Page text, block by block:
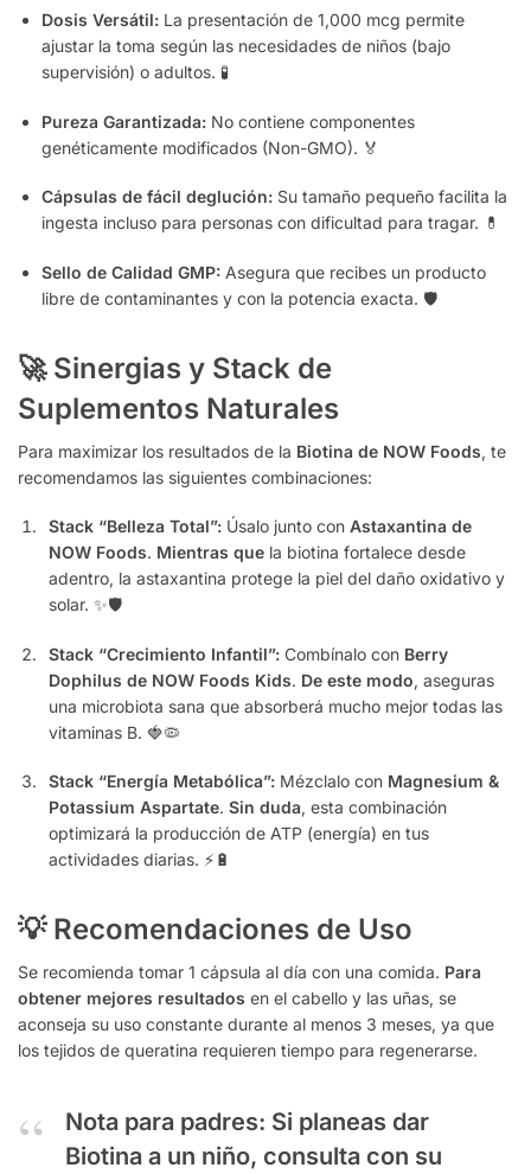
Dosis Versátil: La presentación de 1,000 mcg permite
ajustar la toma según las necesidades de niños (bajo
supervisión) o adultos. 🧪
Pureza Garantizada: No contiene componentes
genéticamente modificados (Non-GMO). 🏅
Cápsulas de fácil deglución: Su tamaño pequeño facilita la
ingesta incluso para personas con dificultad para tragar. 💊
Sello de Calidad GMP: Asegura que recibes un producto
libre de contaminantes y con la potencia exacta. 🛡️
🚀 Sinergias y Stack de
Suplementos Naturales
Para maximizar los resultados de la Biotina de NOW Foods, te
recomendamos las siguientes combinaciones:
Stack “Belleza Total”: Úsalo junto con Astaxantina de
NOW Foods. Mientras que la biotina fortalece desde
adentro, la astaxantina protege la piel del daño oxidativo y
solar. ✨🛡️
Stack “Crecimiento Infantil”: Combínalo con Berry
Dophilus de NOW Foods Kids. De este modo, aseguras
una microbiota sana que absorberá mucho mejor todas las
vitaminas B. 🍓🦠
Stack “Energía Metabólica”: Mézclalo con Magnesium &
Potassium Aspartate. Sin duda, esta combinación
optimizará la producción de ATP (energía) en tus
actividades diarias. ⚡🔋
💡 Recomendaciones de Uso
Se recomienda tomar 1 cápsula al día con una comida. Para
obtener mejores resultados en el cabello y las uñas, se
aconseja su uso constante durante al menos 3 meses, ya que
los tejidos de queratina requieren tiempo para regenerarse.
Nota para padres: Si planeas dar
Biotina a un niño, consulta con su